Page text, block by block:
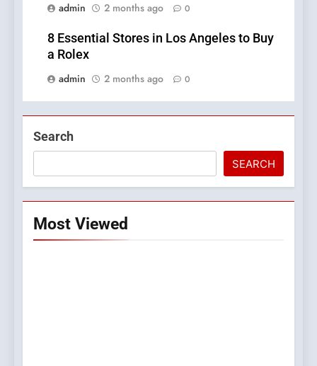
admin
2 months ago 0
8 Essential Stores in Los Angeles to Buy
a Rolex
admin
2 months ago 0
Search
SEARCH
Most Viewed